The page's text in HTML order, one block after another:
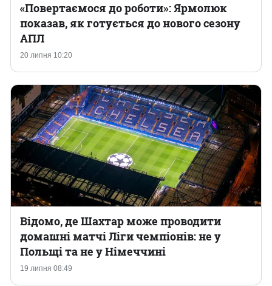
20 липня 10:20
«Повертаємося до роботи»: Ярмолюк
показав, як готується до нового сезону
АПЛ
19 липня 08:49
Відомо, де Шахтар може проводити
домашні матчі Ліги чемпіонів: не у
Польщі та не у Німеччині